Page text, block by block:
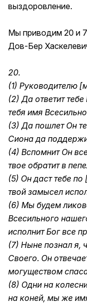
выздоровление.
Мы приводим 20 и
Дов-Бер
20.
(1) Руководителю
(2) Да ответит
тебя имя
(3) Да пошлет Он
Сиона да
(4) Вспомнит Он
твое обратит в
(5) Он даст тебе
твой замысел
(6) Мы будем
Всесильного
исполнит Бог все
(7) Ныне познал я,
Своего. Он
могуществом
(8) Одни на
на коней, мы же